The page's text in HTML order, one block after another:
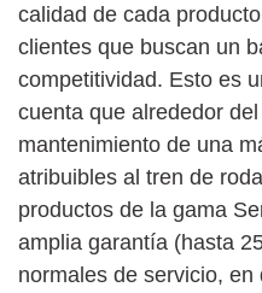
calidad de cada
clientes que buscan un
competitividad. Esto es
cuenta que alrededor
mantenimiento de una
atribuibles al tren de
productos de la gama
amplia garantía (hasta
normales de servicio,